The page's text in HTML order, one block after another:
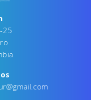
25